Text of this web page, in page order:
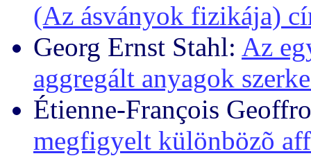
(Az ásványok fizikája)
Georg Ernst Stahl: Az
aggregált anyagok
Étienne-François
megfigyelt különbözõ